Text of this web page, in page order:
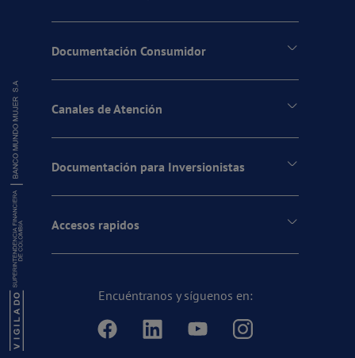
Documentación Consumidor
Canales de Atención
Documentación para Inversionistas
Accesos rapidos
Encuéntranos y síguenos en: